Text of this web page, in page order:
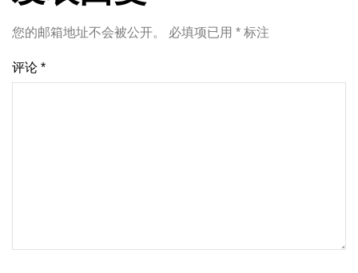
您的邮箱地址不会被公开。 必填项已用 * 标注
评论 *